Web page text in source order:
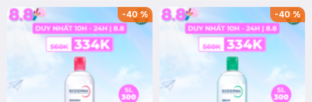
(SL có hạn)
-40% -40%